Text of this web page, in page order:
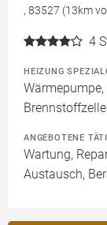
, 83527 (13km
4
HEIZUNG
Wärmepumpe,
Brennstoffzelle
ANGEBOTENE
Wartung,
Austausch,